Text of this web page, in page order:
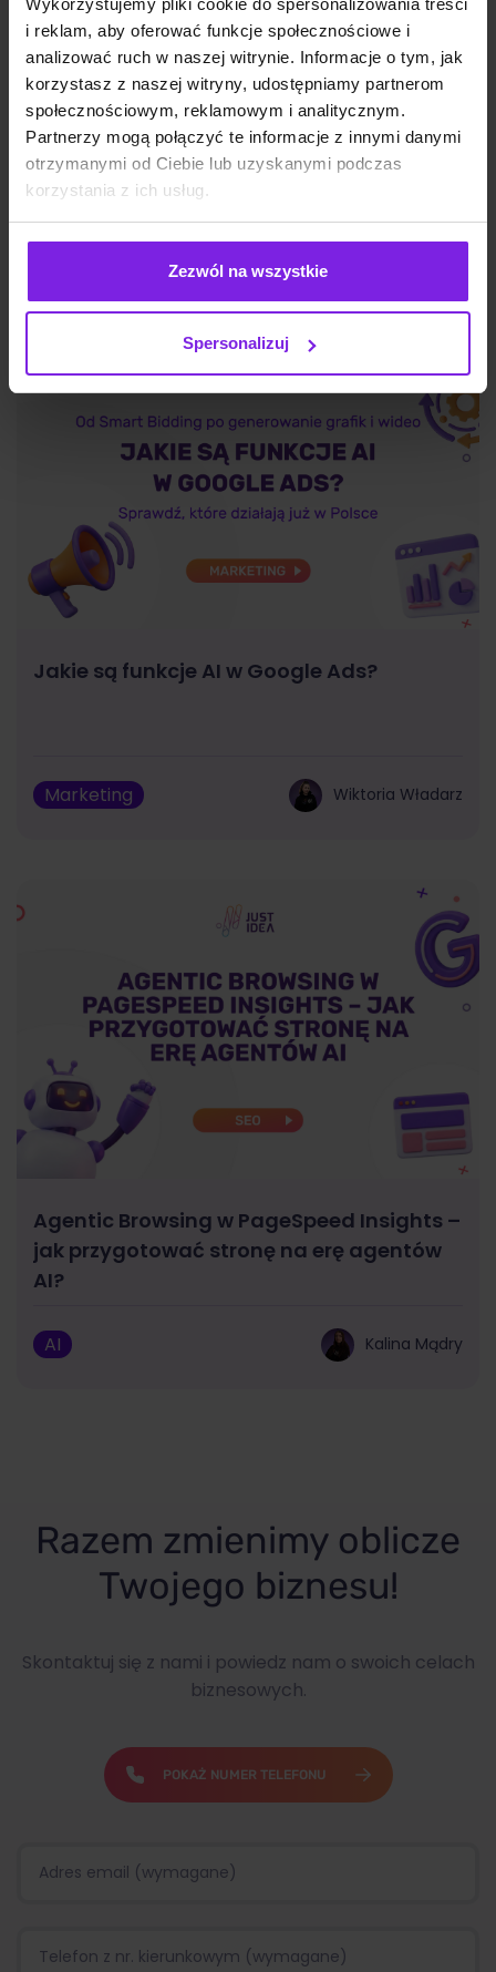
Wykorzystujemy pliki cookie do spersonalizowania treści
i reklam, aby oferować funkcje społecznościowe i
analizować ruch w naszej witrynie. Informacje o tym, jak
korzystasz z naszej witryny, udostępniamy partnerom
społecznościowym, reklamowym i analitycznym.
Partnerzy mogą połączyć te informacje z innymi danymi
otrzymanymi od Ciebie lub uzyskanymi podczas
korzystania z ich usług.
Zezwól na wszystkie
Spersonalizuj
Google Discover: czym jest i jak działa?
SEO Wojciech Wabno
Jakie są funkcje AI w Google Ads?
Marketing Wiktoria Władarz
Agentic Browsing w PageSpeed Insights –
jak przygotować stronę na erę agentów
AI?
AI Kalina Mądry
Razem zmienimy oblicze
Twojego biznesu!
Skontaktuj się z nami i powiedz nam o swoich celach
biznesowych.
POKAŻ NUMER TELEFONU